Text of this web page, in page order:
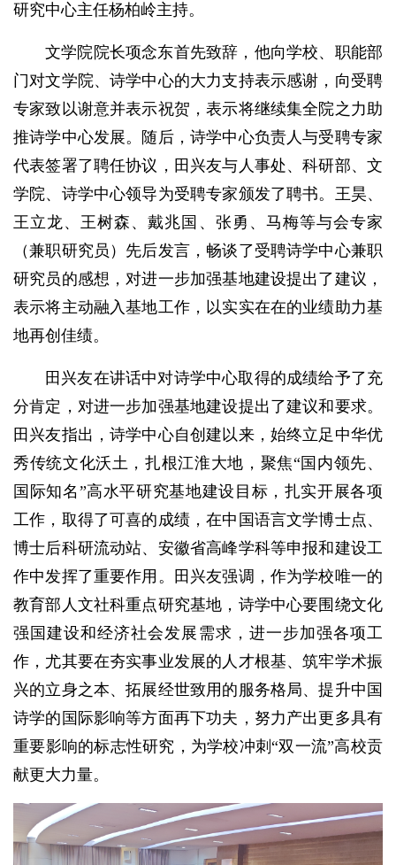
研究中心主任杨柏岭主持。
文学院院长项念东首先致辞，他向学校、职能部
门对文学院、诗学中心的大力支持表示感谢，向受聘
专家致以谢意并表示祝贺，表示将继续集全院之力助
推诗学中心发展。随后，诗学中心负责人与受聘专家
代表签署了聘任协议，田兴友与人事处、科研部、文
学院、诗学中心领导为受聘专家颁发了聘书。王昊、
王立龙、王树森、戴兆国、张勇、马梅等与会专家
（兼职研究员）先后发言，畅谈了受聘诗学中心兼职
研究员的感想，对进一步加强基地建设提出了建议，
表示将主动融入基地工作，以实实在在的业绩助力基
地再创佳绩。
田兴友在讲话中对诗学中心取得的成绩给予了充
分肯定，对进一步加强基地建设提出了建议和要求。
田兴友指出，诗学中心自创建以来，始终立足中华优
秀传统文化沃土，扎根江淮大地，聚焦“国内领先、
国际知名”高水平研究基地建设目标，扎实开展各项
工作，取得了可喜的成绩，在中国语言文学博士点、
博士后科研流动站、安徽省高峰学科等申报和建设工
作中发挥了重要作用。田兴友强调，作为学校唯一的
教育部人文社科重点研究基地，诗学中心要围绕文化
强国建设和经济社会发展需求，进一步加强各项工
作，尤其要在夯实事业发展的人才根基、筑牢学术振
兴的立身之本、拓展经世致用的服务格局、提升中国
诗学的国际影响等方面再下功夫，努力产出更多具有
重要影响的标志性研究，为学校冲刺“双一流”高校贡
献更大力量。